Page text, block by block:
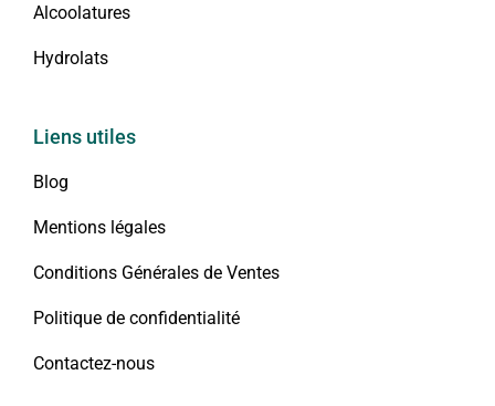
Alcoolatures
Hydrolats
Liens utiles
Blog
Mentions légales
Conditions Générales de Ventes
Politique de confidentialité
Contactez-nous